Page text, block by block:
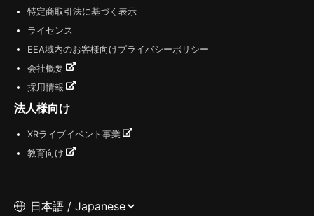
特定商取引法に基づく表示
ライセンス
EEA域内のお客様向けプライバシーポリシー
会社概要
採用情報
法人様向け
XRライブイベント事業
教育向け